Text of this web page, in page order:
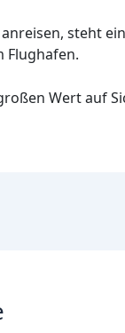
steht
Flughafen.
Wert auf